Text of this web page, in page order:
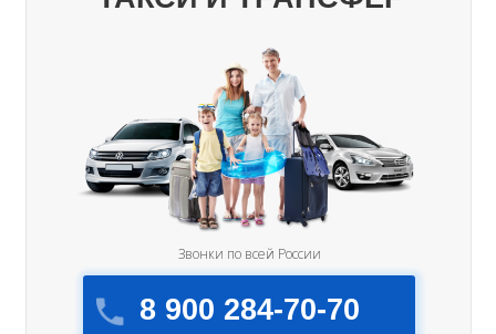
8 900 284-70-70
Звонки по всей России